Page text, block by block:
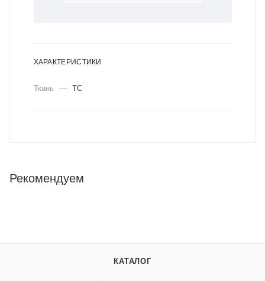
ХАРАКТЕРИСТИКИ
Ткань — ТС
Рекомендуем
КАТАЛОГ